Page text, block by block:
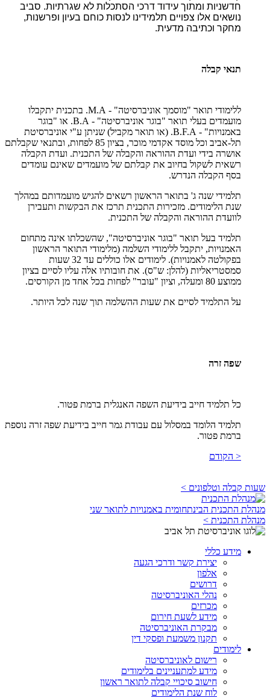
חדשניות ומתוך עידוד דרכי הסתכלות לא שגרתיות. סביב
נושאים אלו צפויים תלמידינו לנסות כוחם בעיון ופרשנות,
מחקר וכתיבה מדעית.
תנאי קבלה
ללימודי תואר "מוסמך אוניברסיטה" - M.A. בתכנית יתקבלו
מועמדים בעלי תואר "בוגר אוניברסיטה" - B.A. או "בוגר
באמנויות" - B.F.A. (או תואר מקביל) שניתן ע"י אוניברסיטת
תל-אביב וכל מוסד אקדמי מוכר, בציון 85 לפחות, ובתנאי שקבלתם
אושרה בידי ועדת ההוראה והקבלה של התכנית. ועדת הקבלה
רשאית לשקול בחיוב את קבלתם של מועמדים שאינם עומדים
בסף הקבלה הנדרש.
תלמידי שנה ג' בתואר הראשון רשאים להגיש מועמדותם במהלך
שנת הלימודים. מזכירות התכנית תרכז את הבקשות ותעבירן
לוועדת ההוראה והקבלה של התכנית.
תלמיד בעל תואר "בוגר אוניברסיטה", שהשכלתו אינה מתחום
האמנויות, יתקבל ללימודי השלמה (מלימודי התואר הראשון
בפקולטה לאמנויות). לימודים אלו כוללים עד 32 שעות
סמסטריאליות (להלן: ש"ס). את חובותיו אלה עליו לסיים בציון
ממוצע 80 ומעלה, וציון "עובר" לפחות בכל אחד מן הקורסים.
על התלמיד לסיים את שעות ההשלמה תוך שנה לכל היותר.
שפה זרה
כל תלמיד חייב בידיעת השפה האנגלית ברמת פטור.
תלמיד הלומד במסלול עם עבודת גמר חייב בידיעת שפה זרה נוספת
ברמת פטור.
< הקודם
שעות קבלה וטלפונים >
מנהלת התכנית הבינתחומית באמנויות לתואר שני
מנהלת התכנית >
מידע כללי
יצירת קשר ודרכי הגעה
אלפון
דרושים
נהלי האוניברסיטה
מכרזים
מידע לשעת חירום
מבקרת האוניברסיטה
תקנון משמעת ופסקי דין
לימודים
רישום לאוניברסיטה
מידע למתעניינים בלימודים
חישוב סיכויי קבלה לתואר ראשון
לוח שנת הלימודים